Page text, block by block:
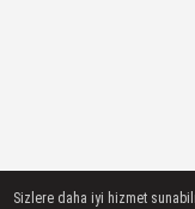
Sizlere daha iyi hizmet